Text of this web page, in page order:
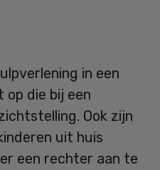
in een
op die bij een
Ook zijn
uit huis
een rechter aan te